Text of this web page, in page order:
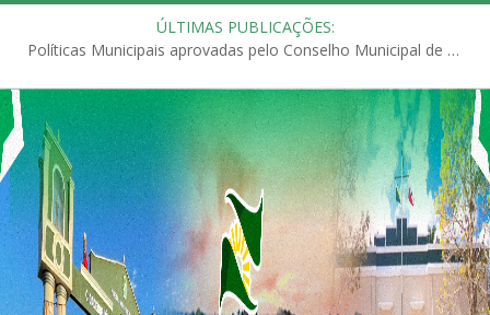
ÚLTIMAS PUBLICAÇÕES:
Políticas Municipais aprovadas pelo Conselho Municipal de Educação (CME)